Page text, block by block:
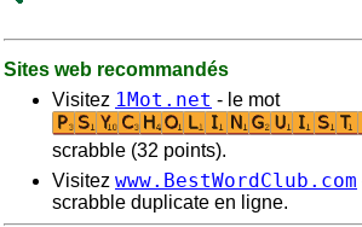
Sites web recommandés
Visitez 1Mot.net - le mot
scrabble (32 points).
Visitez www.BestWordClub.com
scrabble duplicate en ligne.